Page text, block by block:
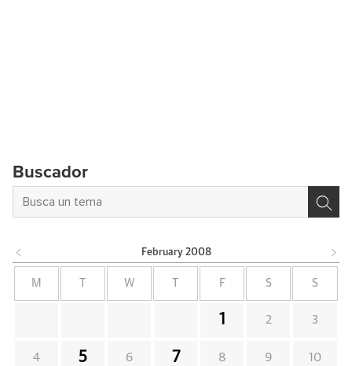
Buscador
February 2008
M W F S S
1 2 3
4 5 6 7 8 9 10